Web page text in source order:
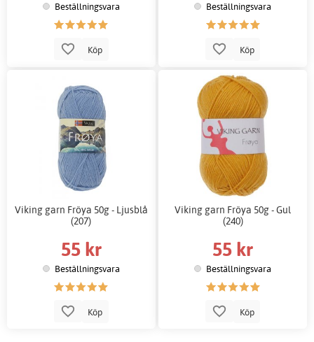
Beställningsvara
Köp
Beställningsvara
Köp
Viking garn Fröya 50g - Ljusblå
(207)
55 kr
Beställningsvara
Köp
Viking garn Fröya 50g - Gul
(240)
55 kr
Beställningsvara
Köp